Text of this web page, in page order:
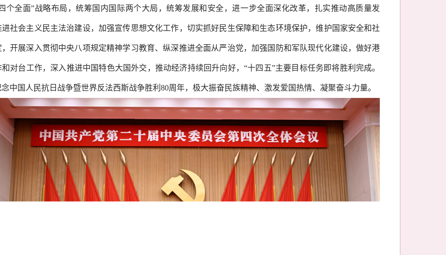
个全面”战略布局，统筹国内国际两个大局，统筹发展和安全，进一步全面深化改革，扎实推动高质量发
进社会主义民主法治建设，加强宣传思想文化工作，切实抓好民生保障和生态环境保护，维护国家安全和社
，开展深入贯彻中央八项规定精神学习教育、纵深推进全面从严治党，加强国防和军队现代化建设，做好港
对台工作，深入推进中国特色大国外交，推动经济持续回升向好，“十四五”主要目标任务即将胜利完成。
中国人民抗日战争暨世界反法西斯战争胜利80周年，极大振奋民族精神、激发爱国热情、凝聚奋斗力量。